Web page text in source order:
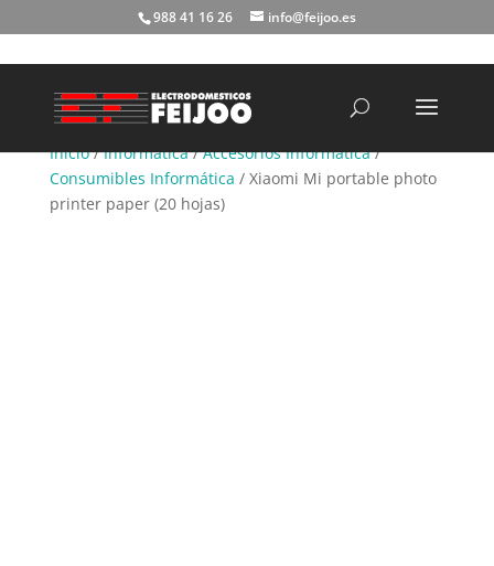
988 41 16 26 info@feijoo.es
Inicio/Informática/Accesorios Informática/
Consumibles Informática / Xiaomi Mi portable photo
printer paper (20 hojas)